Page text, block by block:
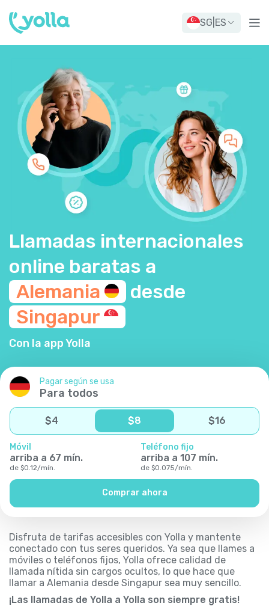
SG ES
Llamadas internacionales
online baratas a
Alemania
desde
Singapur
Con la app Yolla
Pagar según se usa
Para todos
$4 $8 $16
Móvil
arriba a 67 mín.
de $0.12/mín.
Teléfono fijo
arriba a 107 mín.
de $0.075/mín.
Comprar ahora
Disfruta de tarifas accesibles con Yolla y mantente
conectado con tus seres queridos. Ya sea que llames a
móviles o teléfonos fijos, Yolla ofrece calidad de
llamada nítida sin cargos ocultos, lo que hace que
llamar a Alemania desde Singapur sea muy sencillo.
¡Las llamadas de Yolla a Yolla son siempre gratis!